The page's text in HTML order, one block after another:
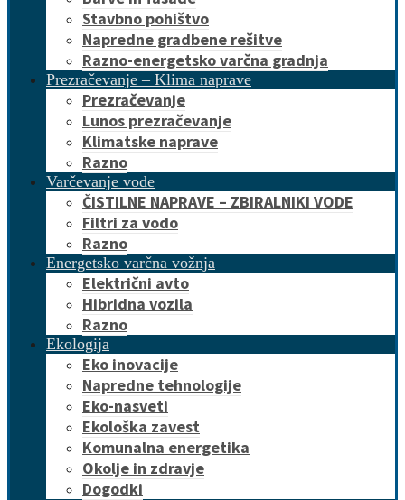
Stavbno pohištvo
Napredne gradbene rešitve
Razno-energetsko varčna gradnja
Prezračevanje – Klima naprave
Prezračevanje
Lunos prezračevanje
Klimatske naprave
Razno
Varčevanje vode
ČISTILNE NAPRAVE – ZBIRALNIKI VODE
Filtri za vodo
Razno
Energetsko varčna vožnja
Električni avto
Hibridna vozila
Razno
Ekologija
Eko inovacije
Napredne tehnologije
Eko-nasveti
Ekološka zavest
Komunalna energetika
Okolje in zdravje
Dogodki